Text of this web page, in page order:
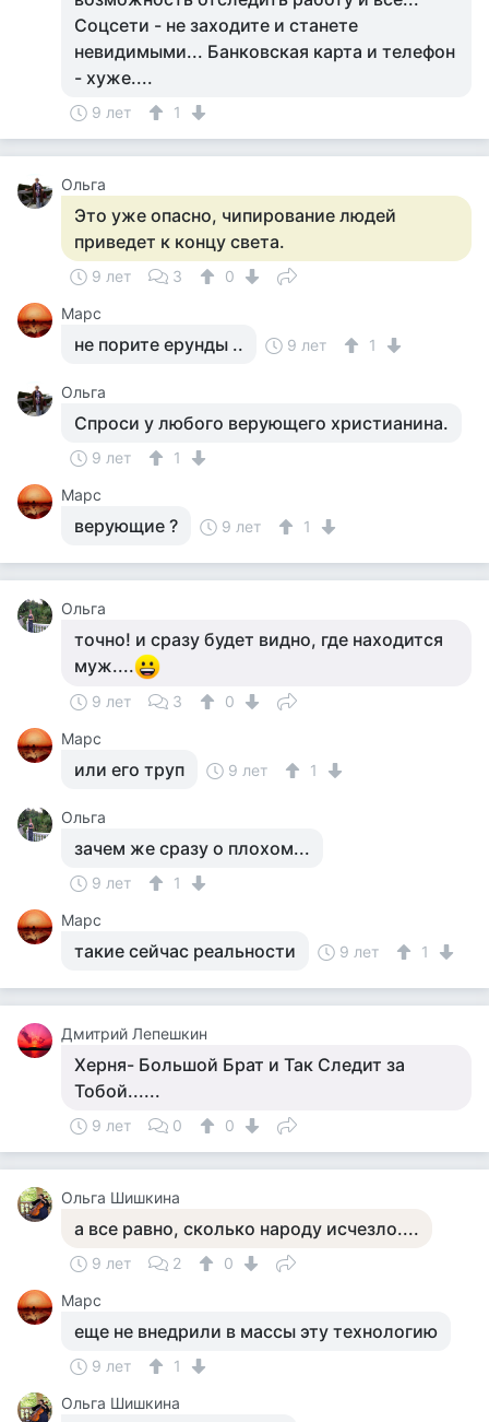
Соцсети - не заходите и станете
невидимыми... Банковская карта и телефон
- хуже....
9 лет 1
Ольга
Это уже опасно, чипирование людей
приведет к концу света.
9 лет 3
0
Марс
не порите ерунды .. 9 лет 1
Ольга
Спроси у любого верующего христианина.
9 лет
1
Марс
верующие ? 9 лет 1
Ольга
точно! и сразу будет видно, где находится
муж....
9 лет 3
0
Марс
или его труп 9 лет 1
Ольга
зачем же сразу о плохом...
9 лет
1
Марс
такие сейчас реальности 9 лет 1
Дмитрий Лепешкин
Херня- Большой Брат и Так Следит за
Тобой......
9 лет 0 0
Ольга Шишкина
а все равно, сколько народу исчезло....
9 лет 2
0
Марс
еще не внедрили в массы эту технологию
9 лет
1
Ольга Шишкина